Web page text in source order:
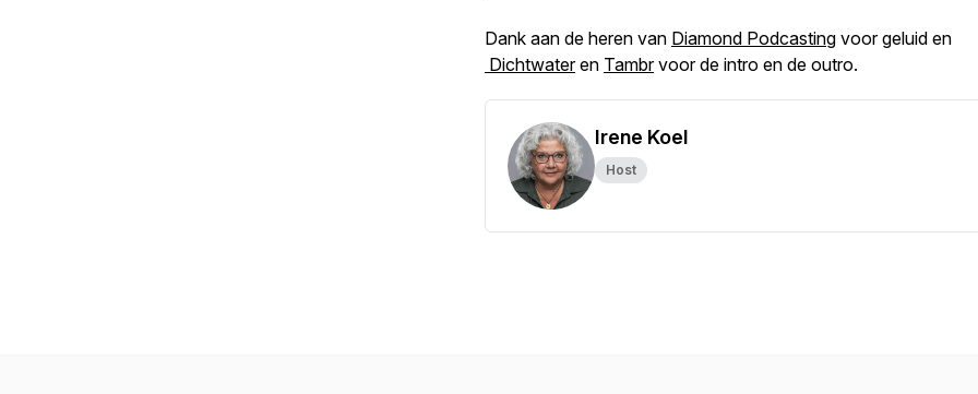
Dank aan de heren van Diamond Podcasting voor geluid en
Dichtwateren Tambrvoor de intro en de outro.
Irene Koel
Host